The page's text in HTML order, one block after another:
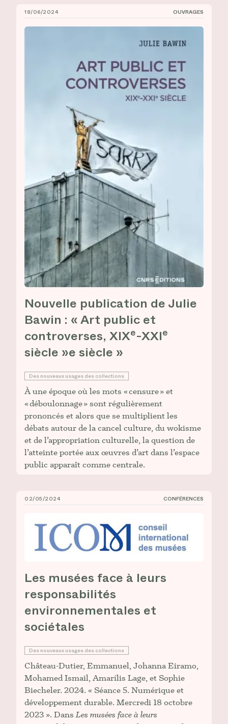
Nouvelle publication de Julie Bawin : « Art public et
18/06/2024 OUVRAGES
Nouvelle publication de Julie
Bawin : « Art public et
controverses, XIXe-XXIe
siècle »e siècle »
Des nouveaux usages des collections
À une époque où les mots « censure » et
« déboulonnage » sont régulièrement
prononcés et alors que se multiplient les
débats autour de la cancel culture, du wokisme
et de l’appropriation culturelle, la question de
l’atteinte portée aux œuvres d’art dans l’espace
public apparaît comme centrale.
Les musées face à leurs responsabilités
02/05/2024 CONFÉRENCES
Les musées face à leurs
responsabilités
environnementales et
sociétales
Des nouveaux usages des collections
Château-Dutier, Emmanuel, Johanna Eiramo,
Mohamed Ismail, Amarílis Lage, et Sophie
Biecheler. 2024. « Séance 5. Numérique et
développement durable. Mercredi 18 octobre
2023 ». Dans Les musées face à leurs